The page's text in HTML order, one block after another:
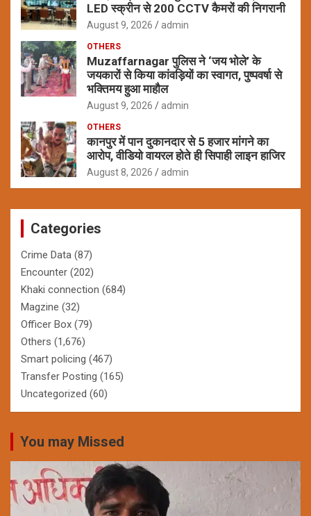
LED स्क्रीन से 200 CCTV कैमरों की निगरानी
August 9, 2026 admin
OTHERS
Muzaffarnagar पुलिस ने ‘जय भोले’ के
जयकारों से किया कांवड़ियों का स्वागत, पुष्पवर्षा से
भक्तिमय हुआ माहौल
August 9, 2026 admin
OTHERS
कानपुर में पान दुकानदार से 5 हजार मांगने का
आरोप, वीडियो वायरल होते ही सिपाही लाइन हाजिर
August 8, 2026 admin
Categories
Crime Data (87)
Encounter (202)
Khaki connection (684)
Magzine (32)
Officer Box (79)
Others (1,676)
Smart policing (467)
Transfer Posting (165)
Uncategorized (60)
You may Missed